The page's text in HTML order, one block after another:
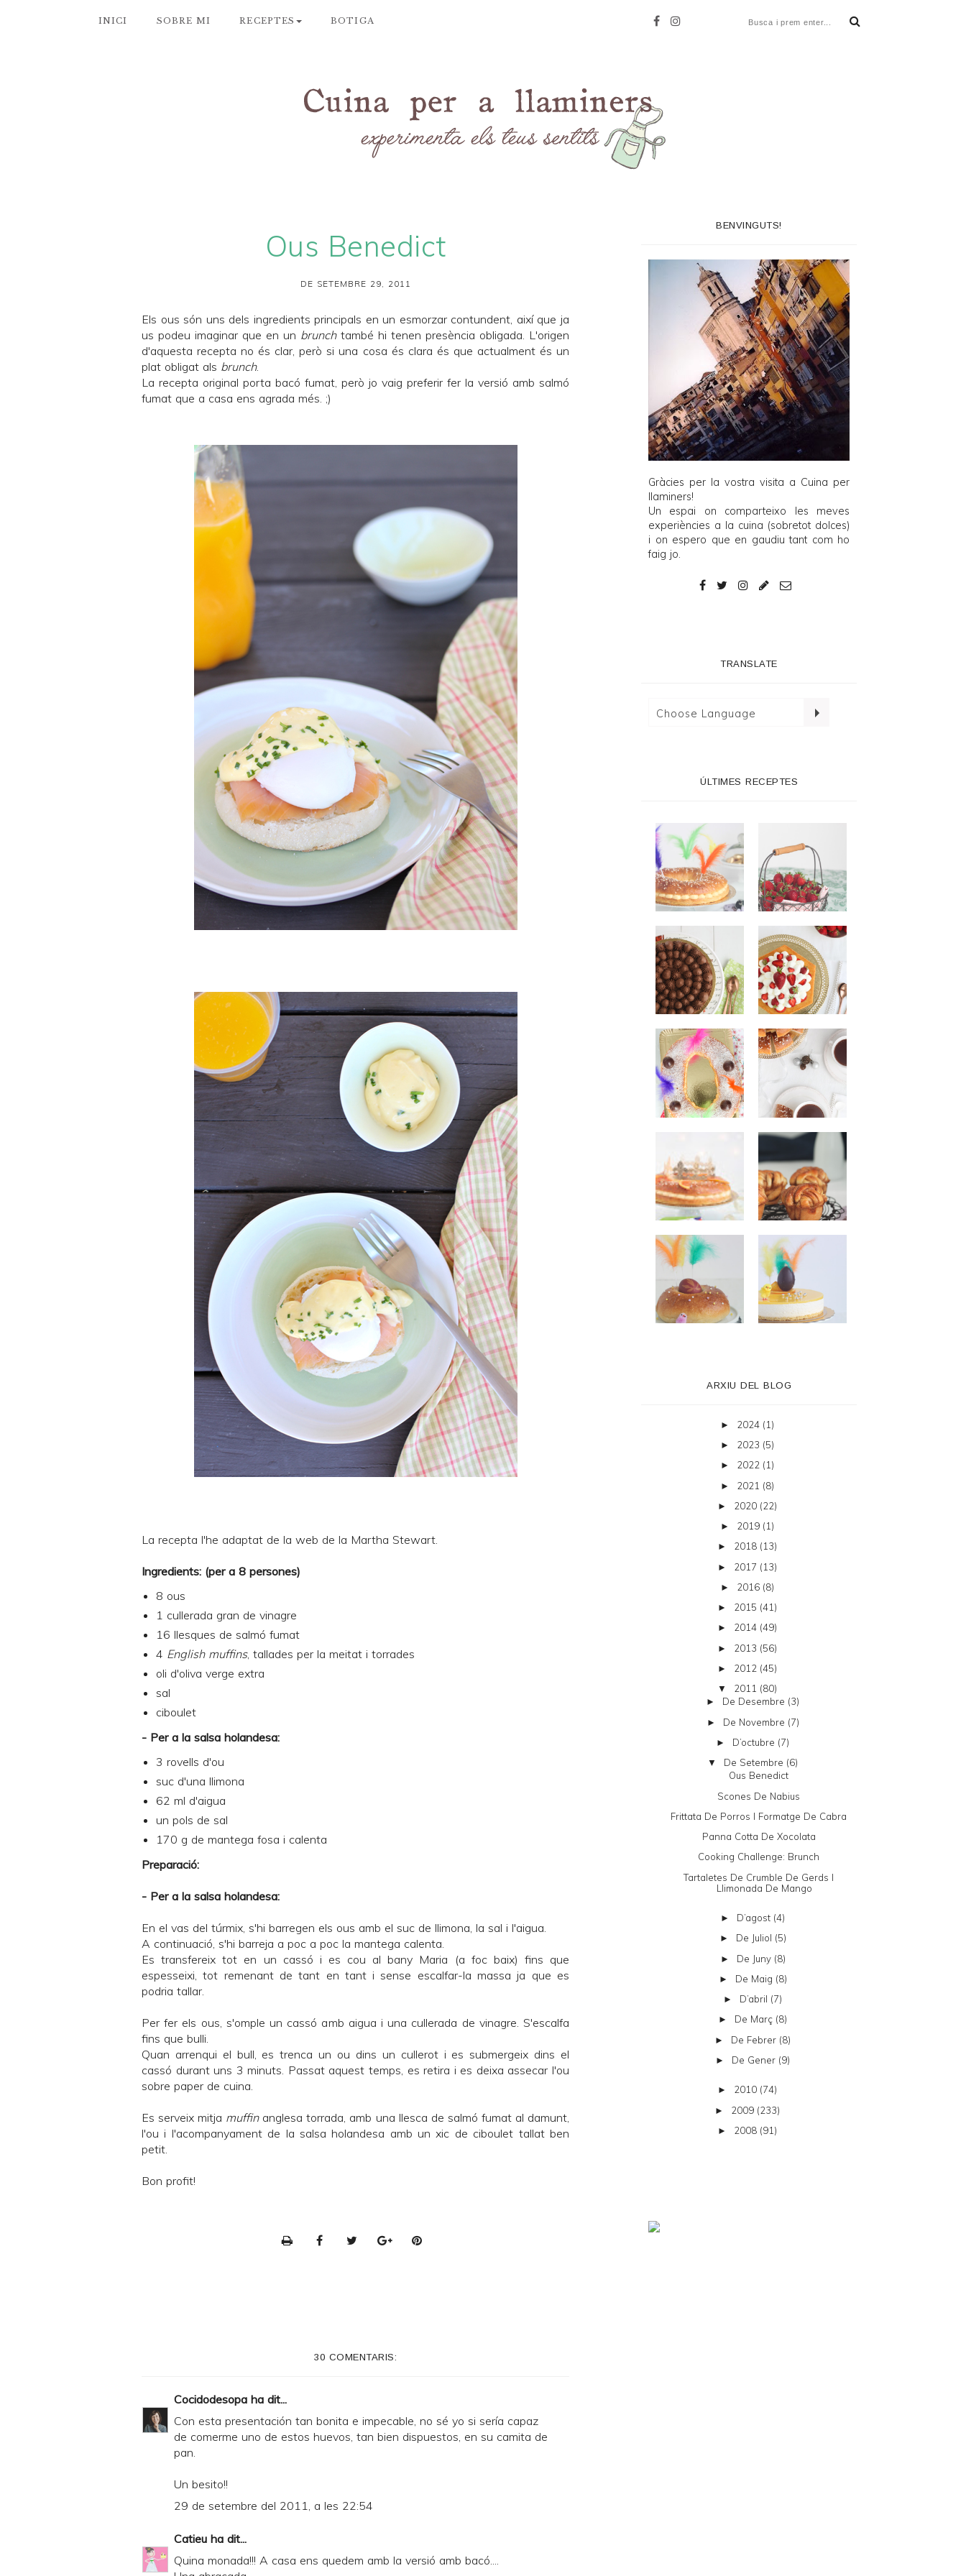
INICI SOBRE MI RECEPTES BOTIGA
Ous Benedict
DE SETEMBRE 29, 2011
Els ous són uns dels ingredients principals en un esmorzar contundent, així que ja
us podeu imaginar que en un brunchtambé hi tenen presència obligada. L'origen
d'aquesta recepta no és clar, però si una cosa és clara és que actualment és un
plat obligat als brunch.
La recepta original porta bacó fumat, però jo vaig preferir fer la versió amb salmó
fumat que a casa ens agrada més. ;)
La recepta l'he adaptat de la web de la Martha Stewart.
Ingredients: (per a 8 persones)
8 ous
1 cullerada gran de vinagre
16 llesques de salmó fumat
4 English muffins, tallades per la meitat i torrades
oli d'oliva verge extra
sal
ciboulet
- Per a la salsa holandesa:
3 rovells d'ou
suc d'una llimona
62 ml d'aigua
un pols de sal
170 g de mantega fosa i calenta
Preparació:
- Per a la salsa holandesa:
En el vas del túrmix, s'hi barregen els ous amb el suc de llimona, la sal i l'aigua.
A continuació, s'hi barreja a poc a poc la mantega calenta.
Es transfereix tot en un cassó i es cou al bany Maria (a foc baix) fins que
espesseixi, tot remenant de tant en tant i sense escalfar-la massa ja que es
podria tallar.
Per fer els ous, s'omple un cassó amb aigua i una cullerada de vinagre. S'escalfa
fins que bulli.
Quan arrenqui el bull, es trenca un ou dins un cullerot i es submergeix dins el
cassó durant uns 3 minuts. Passat aquest temps, es retira i es deixa assecar l'ou
sobre paper de cuina.
Es serveix mitja muffinanglesa torrada, amb una llesca de salmó fumat al damunt,
l'ou i l'acompanyament de la salsa holandesa amb un xic de ciboulet tallat ben
petit.
Bon profit!
i
a
30 COMENTARIS:
Cocidodesopa ha dit...
Con esta presentación tan bonita e impecable, no sé yo si sería capaz
de comerme uno de estos huevos, tan bien dispuestos, en su camita de
pan.
Un besito!!
29 de setembre del 2011, a les 22:54
Catieu ha dit...
Quina monada!!! A casa ens quedem amb la versió amb bacó....
BENVINGUTS!
Gràcies per la vostra visita a Cuina per
llaminers!
Un espai on comparteixo les meves
experiències a la cuina (sobretot dolces)
i on espero que en gaudiu tant com ho
faig jo.
TRANSLATE
ÚLTIMES RECEPTES
ARXIU DEL BLOG
► 2024 (1)
► 2023 (5)
► 2022 (1)
► 2021 (8)
► 2020 (22)
► 2019 (1)
► 2018 (13)
► 2017 (13)
► 2016 (8)
► 2015 (41)
► 2014 (49)
► 2013 (56)
► 2012 (45)
▼ 2011 (80)
► De Desembre (3)
► De Novembre (7)
► D’octubre (7)
▼ De Setembre (6)
Ous Benedict
Scones De Nabius
Frittata De Porros I Formatge De Cabra
Panna Cotta De Xocolata
Cooking Challenge: Brunch
Tartaletes De Crumble De Gerds I
Llimonada De Mango
► D’agost (4)
► De Juliol (5)
► De Juny (8)
► De Maig (8)
► D’abril (7)
► De Març (8)
► De Febrer (8)
► De Gener (9)
► 2010 (74)
► 2009 (233)
► 2008 (91)